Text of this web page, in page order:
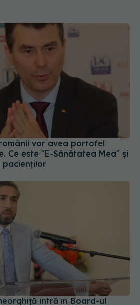
vor avea portofel
Ce este "E-Sănătatea Mea" și
pacienților
intră în Board-ul
Scientific Reports, din Nature